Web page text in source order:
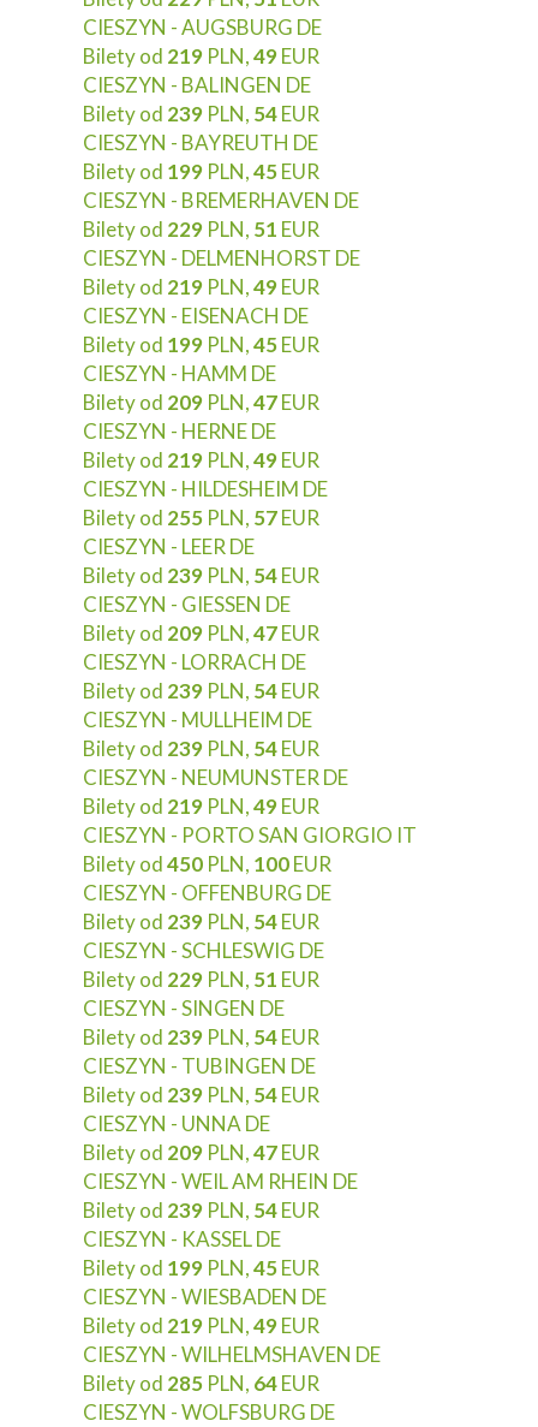
CIESZYN - AUGSBURG DE
Bilety od 219 PLN,49EUR
CIESZYN - BALINGEN DE
Bilety od 239 PLN, 54EUR
CIESZYN - BAYREUTH DE
Bilety od 199 PLN,45EUR
CIESZYN - BREMERHAVEN DE
Bilety od 229 PLN, 51 EUR
CIESZYN - DELMENHORST DE
Bilety od 219 PLN,49EUR
CIESZYN - EISENACH DE
Bilety od 199 PLN,45EUR
CIESZYN - HAMM DE
Bilety od 209 PLN,47EUR
CIESZYN - HERNE DE
Bilety od 219 PLN,49EUR
CIESZYN - HILDESHEIM DE
Bilety od 255 PLN, 57EUR
CIESZYN - LEER DE
Bilety od 239 PLN, 54EUR
CIESZYN - GIESSEN DE
Bilety od 209 PLN,47EUR
CIESZYN - LORRACH DE
Bilety od 239 PLN, 54EUR
CIESZYN - MULLHEIM DE
Bilety od 239 PLN, 54EUR
CIESZYN - NEUMUNSTER DE
Bilety od 219 PLN,49EUR
CIESZYN - PORTO SAN GIORGIO IT
Bilety od450 PLN, 100EUR
CIESZYN - OFFENBURG DE
Bilety od 239 PLN, 54EUR
CIESZYN - SCHLESWIG DE
Bilety od 229 PLN, 51 EUR
CIESZYN - SINGEN DE
Bilety od 239 PLN, 54EUR
CIESZYN - TUBINGEN DE
Bilety od 239 PLN, 54EUR
CIESZYN - UNNA DE
Bilety od 209 PLN,47EUR
CIESZYN - WEIL AM RHEIN DE
Bilety od 239 PLN, 54EUR
CIESZYN - KASSEL DE
Bilety od 199 PLN,45EUR
CIESZYN - WIESBADEN DE
Bilety od 219 PLN,49EUR
CIESZYN - WILHELMSHAVEN DE
Bilety od 285 PLN, 64EUR
CIESZYN - WOLFSBURG DE